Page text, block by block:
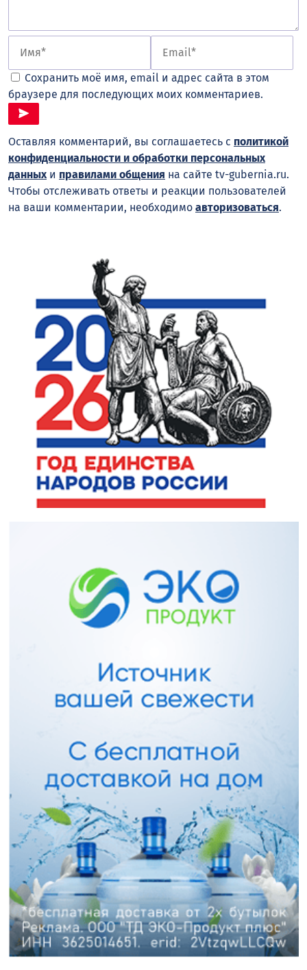
Сохранить моё имя, email и адрес сайта в этом
браузере для последующих моих комментариев.
Оставляя комментарий, вы соглашаетесь с политикой
конфиденциальности и обработки персональных
данных и правилами общения на сайте tv-gubernia.ru.
Чтобы отслеживать ответы и реакции пользователей
на ваши комментарии, необходимо авторизоваться.